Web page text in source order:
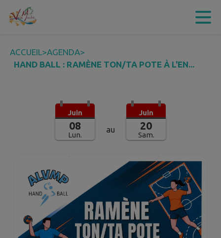
Contenu
ACCUEIL>AGENDA>
HAND BALL : RAMÈNE TON/TA POTE À L'EN...
Juin
08
Lun.
au
Juin
20
Sam.